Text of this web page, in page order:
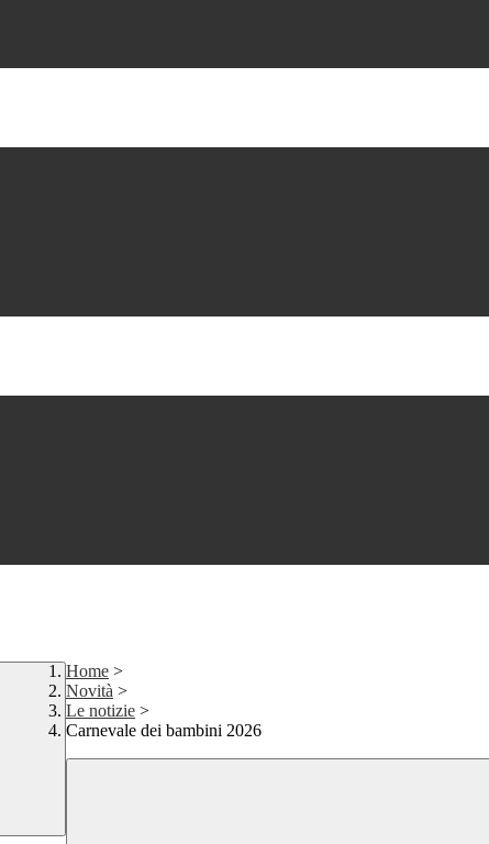
Home >
Novità >
Le notizie >
Carnevale dei bambini 2026